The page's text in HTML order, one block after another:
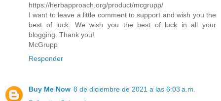
https://herbapproach.org/product/mcgrupp/
I want to leave a little comment to support and wish you the
best of luck. We wish you the best of luck in all your
blogging. Thank you!
McGrupp
Responder
Buy Me Now 8 de diciembre de 2021 a las 6:03 a.m.